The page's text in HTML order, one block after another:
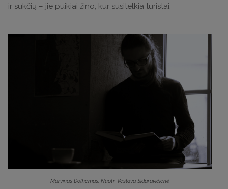
ir sukčių – jie puikiai žino, kur susitelkia turistai.
Marvinas Dolhemas. Nuotr. Veslava Sidaravičienė